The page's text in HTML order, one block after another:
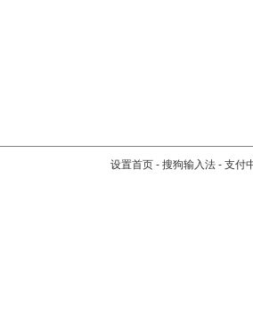
设置首页 - 搜狗输入法 - 支付